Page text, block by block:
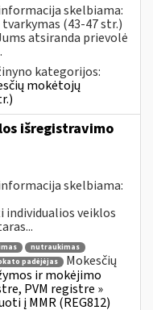
skelbiama:
(43-47 str.)
atsiranda prievolė
kategorijos:
mokėtojų
išregistravimo
skelbiama:
veiklos
nutraukimas
padėjėjas
Mokesčių
ir mokėjimo
PVM registre »
į MMR (REG812)